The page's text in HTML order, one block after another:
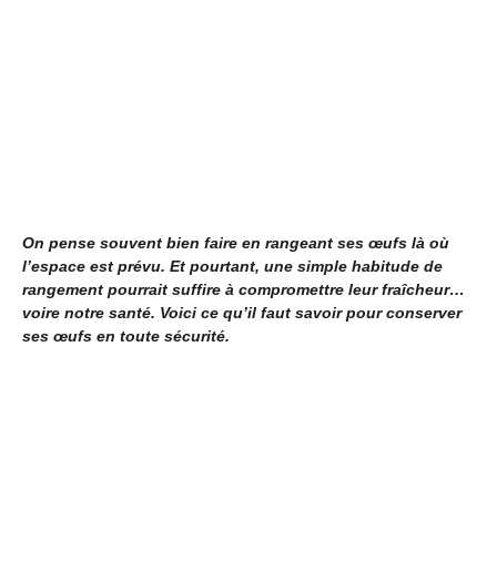
On pense souvent bien faire en rangeant ses œufs là où
l’espace est prévu. Et pourtant, une simple habitude de
rangement pourrait suffire à compromettre leur fraîcheur…
voire notre santé. Voici ce qu’il faut savoir pour conserver
ses œufs en toute sécurité.